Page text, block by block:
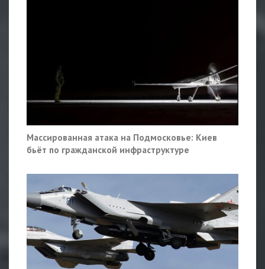
Массированная атака на Подмосковье: Киев
бьёт по гражданской инфраструктуре